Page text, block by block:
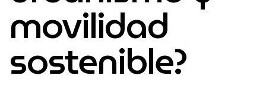
movilidad
sostenible?